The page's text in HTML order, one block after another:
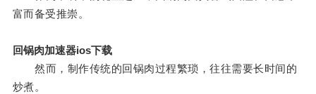
富而备受推崇。
回锅肉加速器ios下载
然而，制作传统的回锅肉过程繁琐，往往需要长时间的
炒煮。